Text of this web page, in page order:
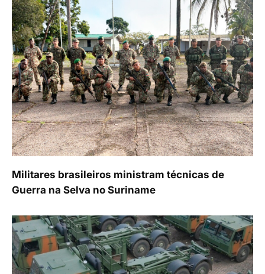
Militares brasileiros ministram técnicas de
Guerra na Selva no Suriname